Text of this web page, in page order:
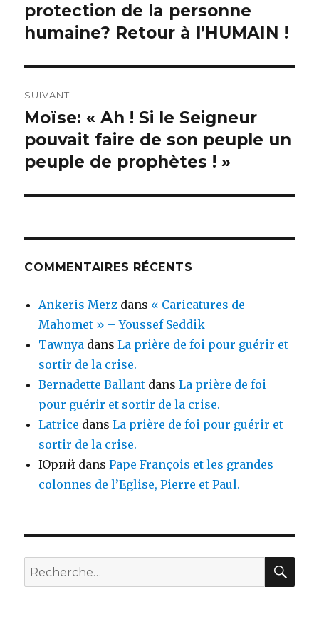
l’article
précédent :
protection de la personne
humaine? Retour à l’HUMAIN !
SUIVANT
Article
suivant :
Moïse: « Ah ! Si le Seigneur
pouvait faire de son peuple un
peuple de prophètes ! »
COMMENTAIRES RÉCENTS
Ankeris Merz dans « Caricatures de
Mahomet » – Youssef Seddik
Tawnya dansLa prière de foi pour guérir et
sortir de la crise.
Bernadette Ballant dansLa prière de foi
pour guérir et sortir de la crise.
Latrice dansLa prière de foi pour guérir et
sortir de la crise.
Юрий dansPape François et les grandes
colonnes de l’Eglise, Pierre et Paul.
Recherche
pour